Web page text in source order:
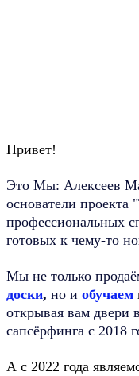
Привет!
Это Мы: Алексеев
основатели
профессиональных
готовых к чему-то
Мы не только
доски, но и обучаем
открывая вам
сапсёрфинга с 2018
А с 2022 года